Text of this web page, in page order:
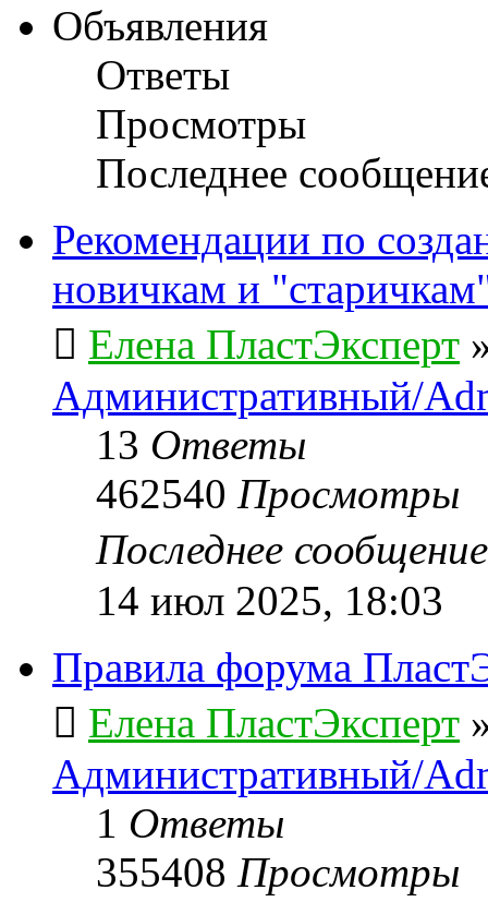
Объявления
Ответы
Просмотры
Последнее
Рекомендации по
новичкам и
Елена ПластЭксперт
Административный/
13 Ответы
462540 Просмотры
Последнее
14 июл 2025, 18:03
Правила форума
Елена ПластЭксперт
Административный/
1 Ответы
355408 Просмотры